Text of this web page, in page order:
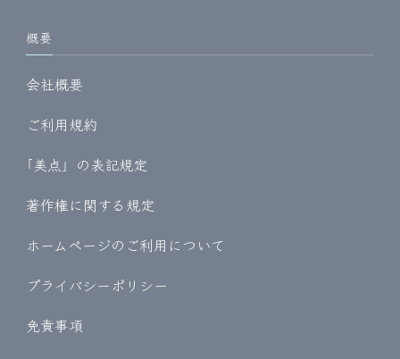
概要
会社概要
ご利用規約
｢美点」の表記規定
著作権に関する規定
ホームページのご利用について
プライバシーポリシー
免責事項